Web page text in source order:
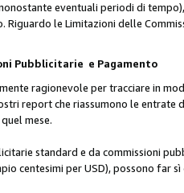
eventuali periodi di
Riguardo le Limitazioni delle
Pubblicitarie e Pagamento
ragionevole per tracciare in
report che riassumono le
mese.
standard e da commissioni
centesimi per USD), possono far